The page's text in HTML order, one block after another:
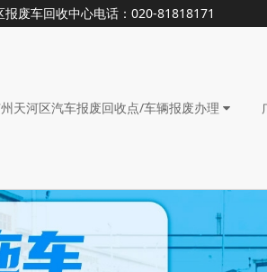
废车回收中心电话：020-81818171
天河区汽车报废回收点/车辆报废办理